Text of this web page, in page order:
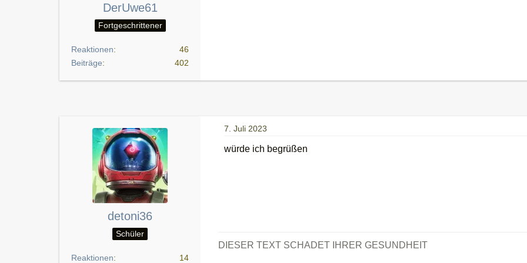
DerUwe61
Fortgeschrittener
Reaktionen
46
Beiträge
402
detoni36
Schüler
Reaktionen 14
7. Juli 2023
würde ich begrüßen
DIESER TEXT SCHADET IHRER GESUNDHEIT